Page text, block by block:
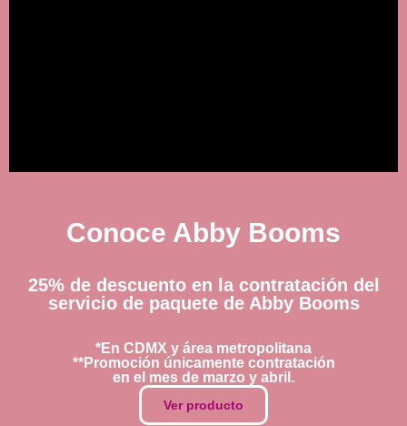
Conoce Abby Booms
25% de descuento en la contratación del
servicio de paquete de Abby Booms
*En CDMX y área metropolitana
**Promoción únicamente contratación
en el mes de marzo y abril.
Ver producto